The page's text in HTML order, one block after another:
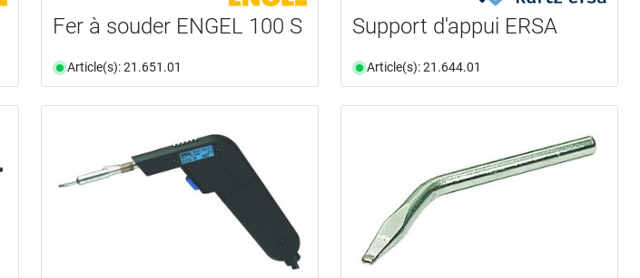
Fer à souder ENGEL 100 S
Article(s): 21.651.01
Support d'appui ERSA
Article(s): 21.644.01